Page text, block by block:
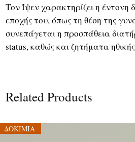
Τον Ίψεν χαρακτηρίζει η έντονη
εποχής του, όπως τη θέση της
συνεπάγεται η προσπάθεια
status, καθώς και ζητήματα
Related Products
ΔΟΚΙΜΙΑ